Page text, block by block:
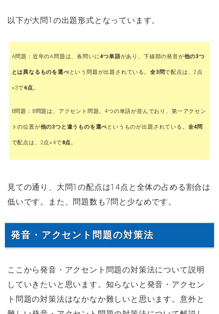
以下が大問1の出題形式となっています。
A問題：近年のA問題は、各問いに4つ単語があり、下線部の発音が他の3つ
とは異なるものを選べという問題が出題されている。 全3問で配点は、2点
×3で6点。
B問題：B問題は、アクセント問題。4つの単語が並んでおり、第一アクセン
トの位置が他の3つと違うものを選べというものが出題されている。 全4問
で配点は、2点×4で8点。
見ての通り、大問1の配点は14点と全体の占める割合は
低いです。また、問題数も7問と少なめです。
発音・アクセント問題の対策法
ここから発音・アクセント問題の対策法について説明
していきたいと思います。知らないと発音・アクセン
ト問題の対策法はなかなか難しいと思います。意外と